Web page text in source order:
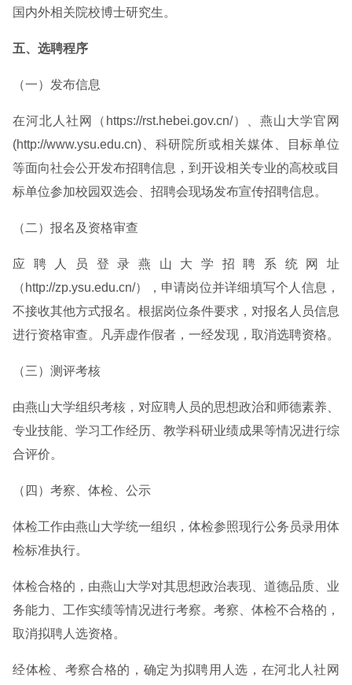
国内外相关院校博士研究生。
五、选聘程序
（一）发布信息
在河北人社网（https://rst.hebei.gov.cn/）、燕山大学官网
(http://www.ysu.edu.cn)、科研院所或相关媒体、目标单位
等面向社会公开发布招聘信息，到开设相关专业的高校或目
标单位参加校园双选会、招聘会现场发布宣传招聘信息。
（二）报名及资格审查
应聘人员登录燕山大学招聘系统网址
（http://zp.ysu.edu.cn/），申请岗位并详细填写个人信息，
不接收其他方式报名。根据岗位条件要求，对报名人员信息
进行资格审查。凡弄虚作假者，一经发现，取消选聘资格。
（三）测评考核
由燕山大学组织考核，对应聘人员的思想政治和师德素养、
专业技能、学习工作经历、教学科研业绩成果等情况进行综
合评价。
（四）考察、体检、公示
体检工作由燕山大学统一组织，体检参照现行公务员录用体
检标准执行。
体检合格的，由燕山大学对其思想政治表现、道德品质、业
务能力、工作实绩等情况进行考察。考察、体检不合格的，
取消拟聘人选资格。
经体检、考察合格的，确定为拟聘用人选，在河北人社网